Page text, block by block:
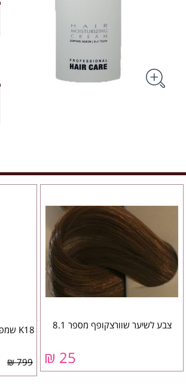
צבע לשיער שוורצקופף מספר 8.1
25 ₪
799 ₪